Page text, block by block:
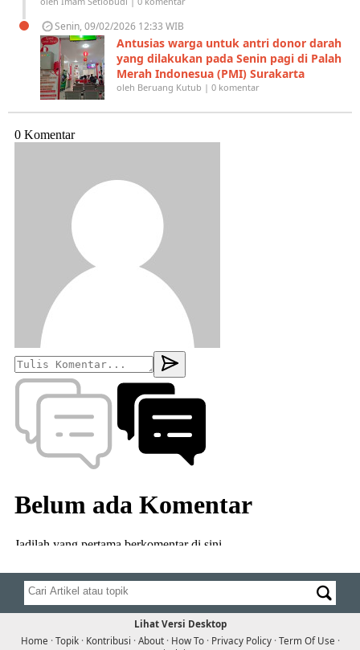
Senin, 09/02/2026 12:33 WIB
Antusias warga untuk antri donor darah
yang dilakukan pada Senin pagi di Palah
Merah Indonesua (PMI) Surakarta
oleh Beruang Kutub | 0 komentar
Lihat Versi Desktop
Home ·Topik· Kontribusi ·About· How To· Privacy Policy·Term Of Use ·